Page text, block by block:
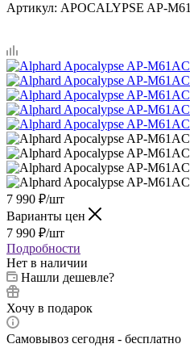
Артикул: APOCALYPSE AP-
7 990 ₽/шт
Варианты цен
7 990 ₽/шт
Подробности
Нет в наличии
Нашли дешевле?
Хочу в подарок
Самовывоз сегодня - бесплатно